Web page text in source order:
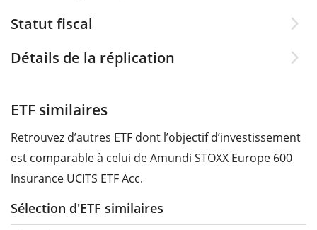
Statut fiscal
Détails de la réplication
ETF similaires
Retrouvez d’autres ETF dont l’objectif d’investissement
est comparable à celui de Amundi STOXX Europe 600
Insurance UCITS ETF Acc.
Sélection d'ETF similaires